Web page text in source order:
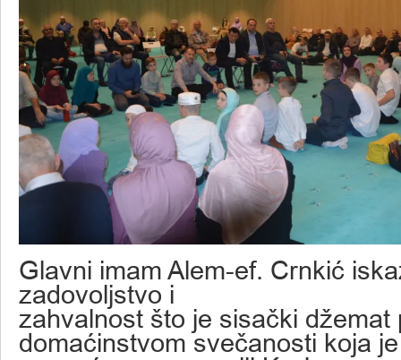
Glavni imam Alem-ef. Crnkić
zadovoljstvo i
zahvalnost što je sisački džemat
domaćinstvom svečanosti koja je